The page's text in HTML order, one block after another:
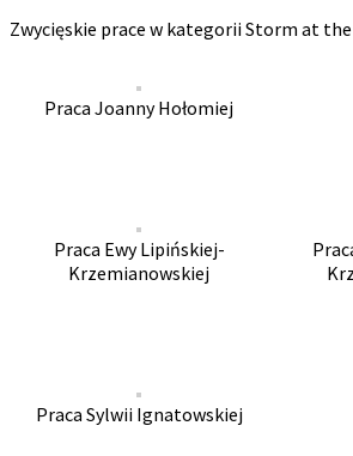
Zwycięskie prace w kategorii Storm at the
Praca Joanny Hołomiej
Praca Ewy Lipińskiej-
Krzemianowskiej
Praca Sylwii Ignatowskiej